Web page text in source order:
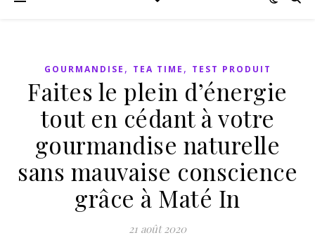
GOURMANDISE , TEA TIME , TEST PRODUIT
Faites le plein d’énergie
tout en cédant à votre
gourmandise naturelle
sans mauvaise conscience
grâce à Maté In
21 août 2020